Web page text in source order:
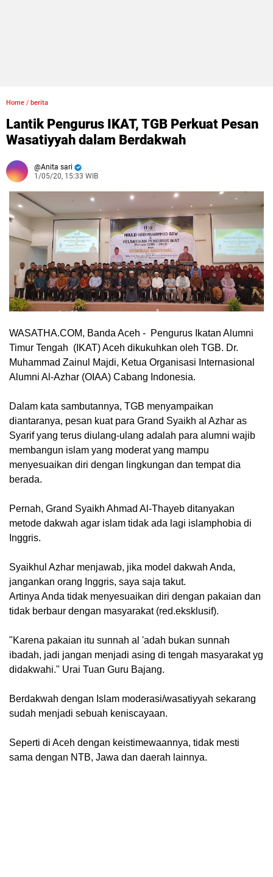
Home / berita
Lantik Pengurus IKAT, TGB Perkuat Pesan
Wasatiyyah dalam Berdakwah
Anita sari
1/05/20, 15:33 WIB
WASATHA.COM, Banda Aceh - Pengurus Ikatan Alumni
Timur Tengah (IKAT) Aceh dikukuhkan oleh TGB. Dr.
Muhammad Zainul Majdi, Ketua Organisasi Internasional
Alumni Al-Azhar (OIAA) Cabang Indonesia.
Dalam kata sambutannya, TGB menyampaikan
diantaranya, pesan kuat para Grand Syaikh al Azhar as
Syarif yang terus diulang-ulang adalah para alumni wajib
membangun islam yang moderat yang mampu
menyesuaikan diri dengan lingkungan dan tempat dia
berada.
Pernah, Grand Syaikh Ahmad Al-Thayeb ditanyakan
metode dakwah agar islam tidak ada lagi islamphobia di
Inggris.
Syaikhul Azhar menjawab, jika model dakwah Anda,
jangankan orang Inggris, saya saja takut.
Artinya Anda tidak menyesuaikan diri dengan pakaian dan
tidak berbaur dengan masyarakat (red.eksklusif).
"Karena pakaian itu sunnah al 'adah bukan sunnah
ibadah, jadi jangan menjadi asing di tengah masyarakat yg
didakwahi." Urai Tuan Guru Bajang.
Berdakwah dengan Islam moderasi/wasatiyyah sekarang
sudah menjadi sebuah keniscayaan.
Seperti di Aceh dengan keistimewaannya, tidak mesti
sama dengan NTB, Jawa dan daerah lainnya.